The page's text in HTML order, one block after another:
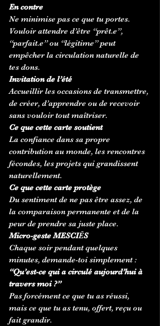
En contre
Ne minimise pas ce que tu portes.
Vouloir attendre d’être “prêt.e”,
“parfait.e” ou “légitime” peut
empêcher la circulation naturelle de
tes dons.
Invitation de l’été
Accueillir les occasions de transmettre,
de créer, d’apprendre ou de recevoir
sans vouloir tout maîtriser.
Ce que cette carte soutient
La confiance dans sa propre
contribution au monde, les rencontres
fécondes, les projets qui grandissent
naturellement.
Ce que cette carte protège
Du sentiment de ne pas être assez, de
la comparaison permanente et de la
peur de prendre sa juste place.
Micro-geste MESCIĒS
Chaque soir pendant quelques
minutes, demande-toi simplement :
“Qu’est-ce qui a circulé aujourd’hui à
travers moi ?”
Pas forcément ce que tu as réussi,
mais ce que tu as tenu, offert, reçu ou
fait grandir.